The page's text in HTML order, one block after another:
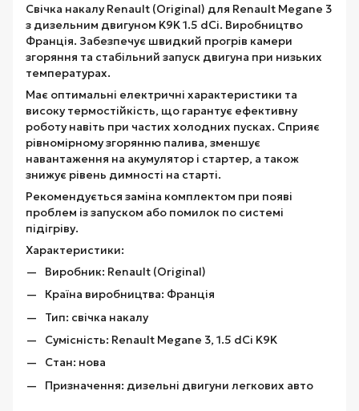
Свічка накалу Renault (Original) для Renault Megane 3
з дизельним двигуном K9K 1.5 dCi. Виробництво
Франція. Забезпечує швидкий прогрів камери
згоряння та стабільний запуск двигуна при низьких
температурах.
Має оптимальні електричні характеристики та
високу термостійкість, що гарантує ефективну
роботу навіть при частих холодних пусках. Сприяє
рівномірному згорянню палива, зменшує
навантаження на акумулятор і стартер, а також
знижує рівень димності на старті.
Рекомендується заміна комплектом при появі
проблем із запуском або помилок по системі
підігріву.
Характеристики:
Виробник: Renault (Original)
Країна виробництва: Франція
Тип: свічка накалу
Сумісність: Renault Megane 3, 1.5 dCi K9K
Стан: нова
Призначення: дизельні двигуни легкових авто